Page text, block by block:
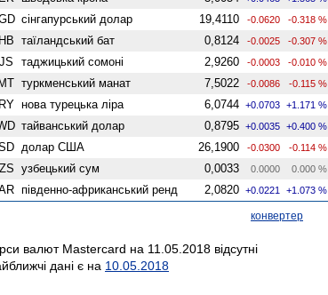
сінгапурський долар 19,4110 -0.0620 -0.318 %
таїландський бат 0,8124 -0.0025 -0.307 %
таджицький сомоні 2,9260 -0.0003 -0.010 %
туркменський манат 7,5022 -0.0086 -0.115 %
нова турецька ліра 6,0744 +0.0703 +1.171 %
тайванський долар 0,8795 +0.0035 +0.400 %
долар США 26,1900 -0.0300 -0.114 %
узбецький сум 0,0033 0.0000 0.000 %
південно-африканський ренд 2,0820 +0.0221 +1.073 %
конвертер
валют Mastercard на 11.05.2018 відсутні
дані є на 10.05.2018